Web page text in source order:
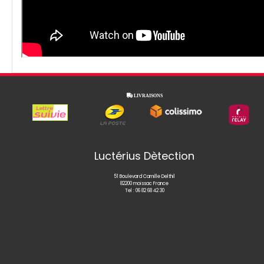
 LIVRAISONS
Luctérius Dètection
51 Boulevard Camille Delthil
82200 moissac France
Tel :06 82 68 42 30